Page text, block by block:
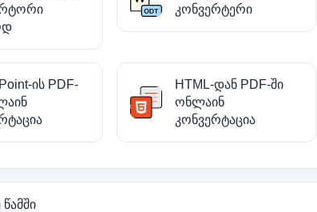
კონვერტერი
ის PDF-
HTML-დან PDF-ში
ონლაინ
კონვერტაცია